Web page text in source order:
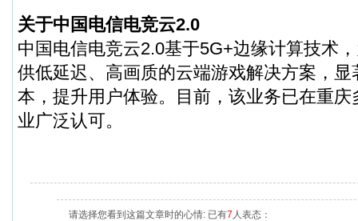
关于中国电信电竞云2.0
中国电信电竞云2.0基于5G+边缘计算技术
供低延迟、高画质的云端游戏解决方案，
本，提升用户体验。目前，该业务已在重
业广泛认可。
请选择您看到这篇文章时的心情: 已有7 人表态：